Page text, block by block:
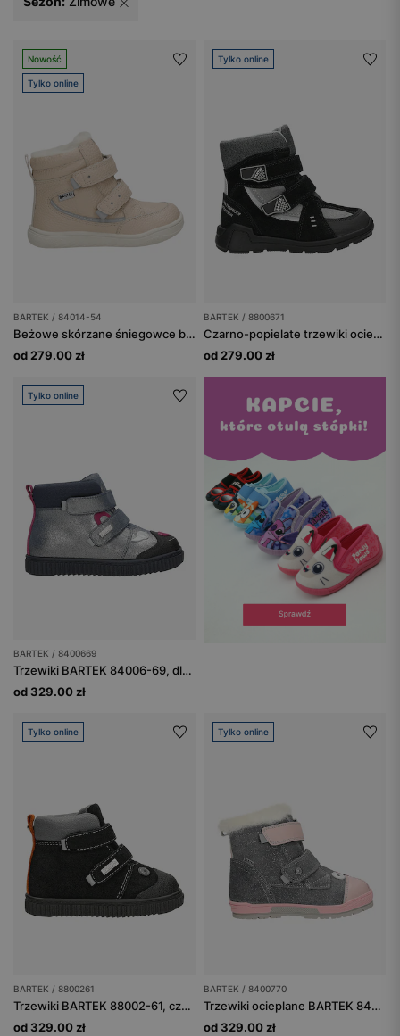
Nowość
Tylko online
BARTEK / 84014-54
Beżowe skórzane śniegowce barefoot dla dziewcząt BARTEK 84014-54
od 279.00 zł
Tylko online
BARTEK / 8800671
Czarno-popielate trzewiki ocieplane BARTEK o zwiększonej wodoodporności 8800671
od 279.00 zł
Tylko online
BARTEK / 8400669
Trzewiki BARTEK 84006-69, dla dziewcząt, srebrny + czarny
od 329.00 zł
Tylko online
BARTEK / 8800261
Trzewiki BARTEK 88002-61, czarny + popiel
od 329.00 zł
Tylko online
BARTEK / 8400770
Trzewiki ocieplane BARTEK 84007-70, dla dziewcząt, popielato-różowe
od 329.00 zł